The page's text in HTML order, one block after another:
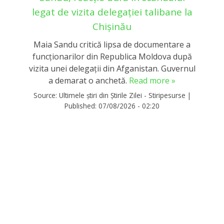
legat de vizita delegației talibane la
Chișinău
Maia Sandu critică lipsa de documentare a
funcționarilor din Republica Moldova după
vizita unei delegații din Afganistan. Guvernul
a demarat o anchetă. Read more »
Source: Ultimele știri din Știrile Zilei - Stiripesurse |
Published: 07/08/2026 - 02:20